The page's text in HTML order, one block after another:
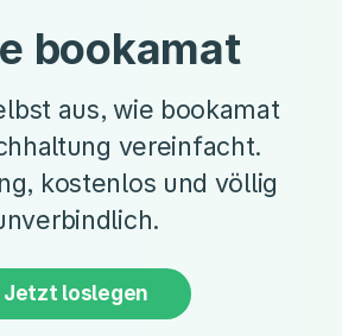
bookamat
aus, wie bookamat
vereinfacht.
kostenlos und völlig
Jetzt loslegen